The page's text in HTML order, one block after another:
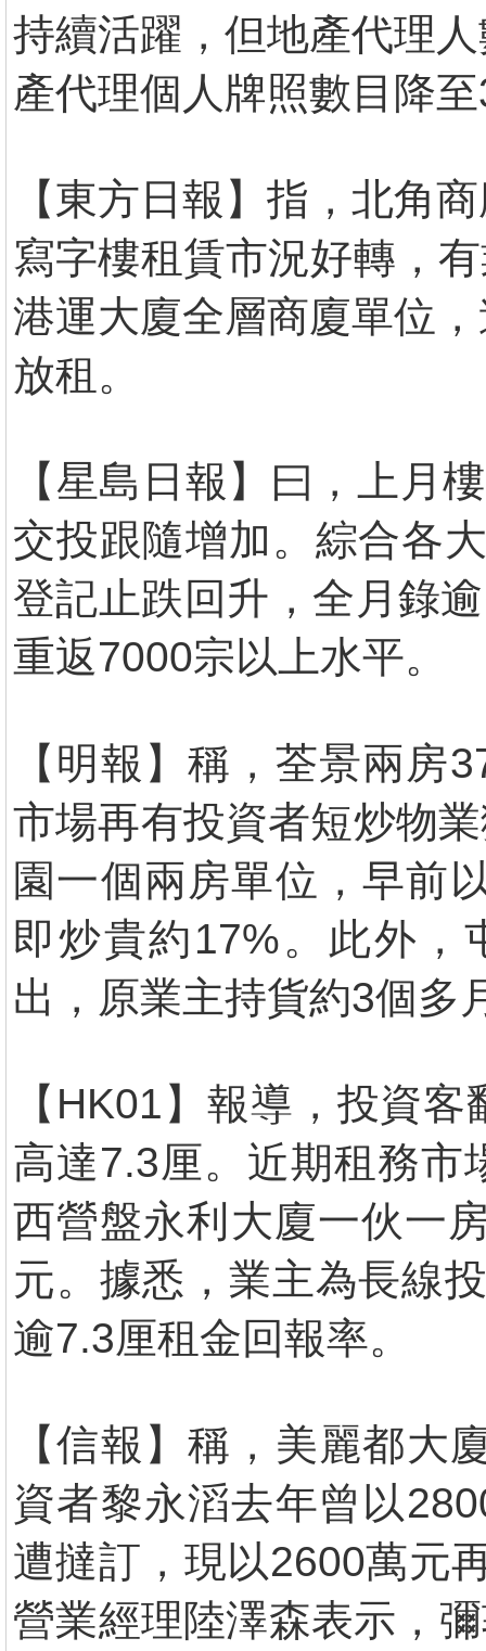
持續活躍，但地產代理
產代理個人牌照數目降
【東方日報】指，北角
寫字樓租賃市況好轉，
港運大廈全層商廈單位
放租。
【星島日報】曰，上月
交投跟隨增加。綜合各
登記止跌回升，全月錄
重返7000宗以上水平。
【明報】稱，荃景兩房
市場再有投資者短炒物
園一個兩房單位，早前
即炒貴約17%。此外，
出，原業主持貨約3個多
【HK01】報導，投資
高達7.3厘。近期租務市
西營盤永利大廈一伙一
元。據悉，業主為長線
逾7.3厘租金回報率。
【信報】稱，美麗都大
資者黎永滔去年曾以
遭撻訂，現以2600萬元
營業經理陸澤森表示，